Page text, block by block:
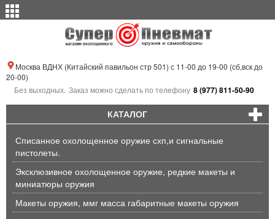
Москва ВДНХ (Китайский павильон стр 501) с 11-00 до 19-00 (сб,вск до
20-00)
Без выходных. Заказ можно сделать по телефону 8 (977) 811-50-90
КАТАЛОГ
Списанное охолощенное оружие схп,и сигнальные
пистолеты.
Эксклюзивное охолощенное оружие, редкие макеты и
миниатюры оружия
Макеты оружия, ммг масса габаритные макеты оружия